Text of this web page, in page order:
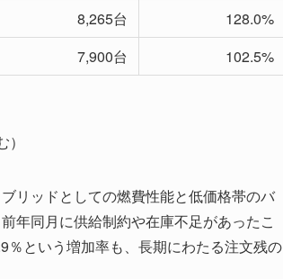
8,265台
128.0%
7,900台 102.5%
リッドとしての燃費性能と低価格帯のバ
年同月に供給制約や在庫不足があったこ
という増加率も、長期にわたる注文残の